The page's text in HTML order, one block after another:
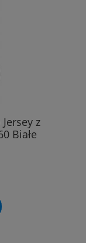
z
Białe